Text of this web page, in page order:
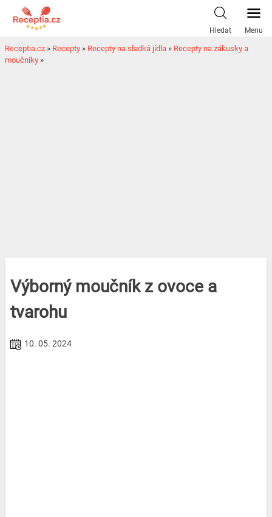
Hledat Menu
Receptia.cz » Recepty » Recepty na sladká jídla » Recepty na zákusky a
moučníky »
Výborný moučník z ovoce a
tvarohu
10. 05. 2024